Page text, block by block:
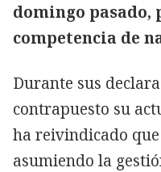
domingo pasado,
competencia de
Durante sus
contrapuesto su
ha reivindicado
asumiendo la